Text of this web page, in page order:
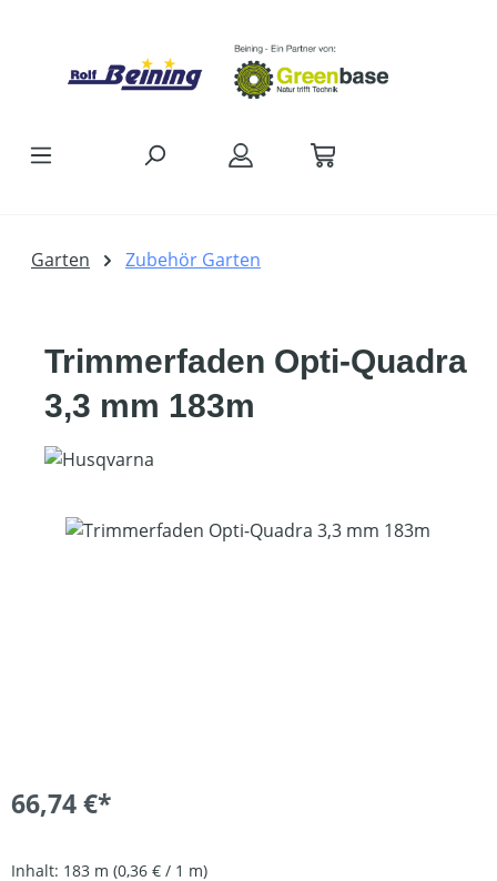
Garten Zubehör Garten
Trimmerfaden Opti-Quadra
3,3 mm 183m
Bildergalerie überspringen
66,74 €*
Inhalt: 183 m (0,36 € / 1 m)